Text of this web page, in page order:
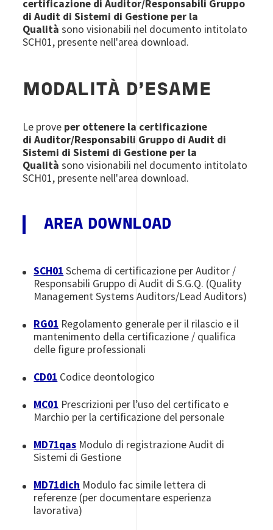
certificazione di Auditor/Responsabili Gruppo
di Audit di Sistemi di Gestione per la
Qualitàsono visionabili nel documento intitolato
SCH01, presente nell'area download.
MODALITÀ D’ESAME
Le prove per ottenere la certificazione
di Auditor/Responsabili Gruppo di Audit di
Sistemi di Sistemi di Gestione per la
Qualitàsono visionabili nel documento intitolato
SCH01, presente nell'area download.
AREA DOWNLOAD
SCH01 Schema di certificazione per Auditor /
Responsabili Gruppo di Audit di S.G.Q. (Quality
Management Systems Auditors/Lead Auditors)
RG01 Regolamento generale per il rilascio e il
mantenimento della certificazione / qualifica
delle figure professionali
CD01 Codice deontologico
MC01 Prescrizioni per l’uso del certificato e
Marchio per la certificazione del personale
MD71qas Modulo di registrazione Audit di
Sistemi di Gestione
MD71dich Modulo fac simile lettera di
referenze (per documentare esperienza
lavorativa)